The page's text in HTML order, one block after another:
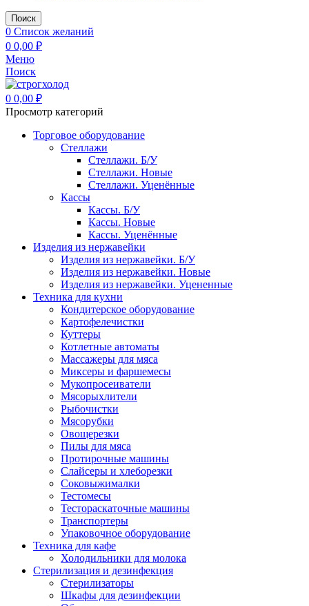
Поиск
0 Список желаний
0 0,00 ₽
Меню
Поиск
0 0,00 ₽
Просмотр категорий
Торговое оборудование
Стеллажи
Стеллажи. Б/У
Стеллажи. Новые
Стеллажи. Уценённые
Кассы
Кассы. Б/У
Кассы. Новые
Кассы. Уценённые
Изделия из нержавейки
Изделия из нержавейки. Б/У
Изделия из нержавейки. Новые
Изделия из нержавейки. Уцененные
Техника для кухни
Кондитерское оборудование
Картофелечистки
Куттеры
Котлетные автоматы
Массажеры для мяса
Миксеры и фаршемесы
Мукопросеиватели
Мясорыхлители
Рыбочистки
Мясорубки
Овощерезки
Пилы для мяса
Протирочные машины
Слайсеры и хлеборезки
Соковыжималки
Тестомесы
Тестораскаточные машины
Транспортеры
Упаковочное оборудование
Техника для кафе
Холодильники для молока
Стерилизация и дезинфекция
Стерилизаторы
Шкафы для дезинфекции